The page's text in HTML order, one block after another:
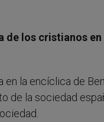
los cristianos
en la encíclica de
de la sociedad